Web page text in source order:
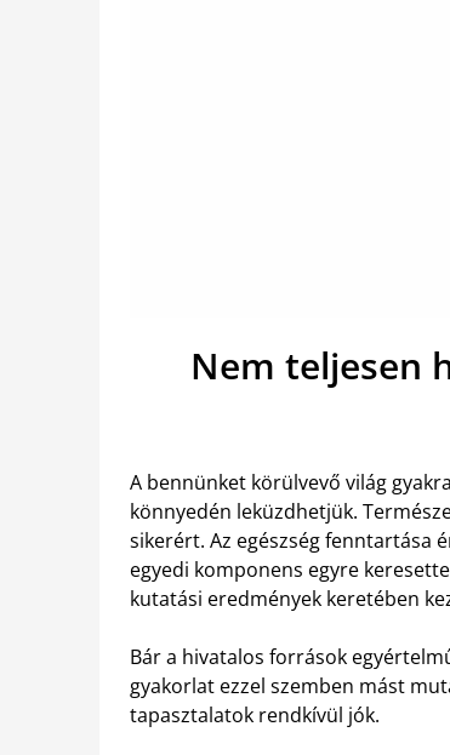
Nem teljesen
A bennünket körülvevő világ
könnyedén leküzdhetjük.
sikerért. Az egészség fenntartása
egyedi komponens egyre
kutatási eredmények keretében
Bár a hivatalos források
gyakorlat ezzel szemben mást
tapasztalatok rendkívül jók.